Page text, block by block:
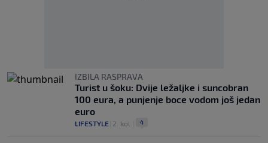
IZBILA RASPRAVA
Turist u šoku: Dvije ležaljke i suncobran
100 eura, a punjenje boce vodom još jedan
euro
LIFESTYLE 2. kol. 4